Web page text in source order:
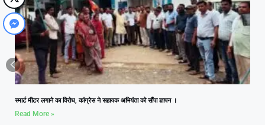
स्मार्ट मीटर लगाने का विरोध, कांग्रेस ने सहायक अभियंता को सौंपा ज्ञापन ।
Read More »